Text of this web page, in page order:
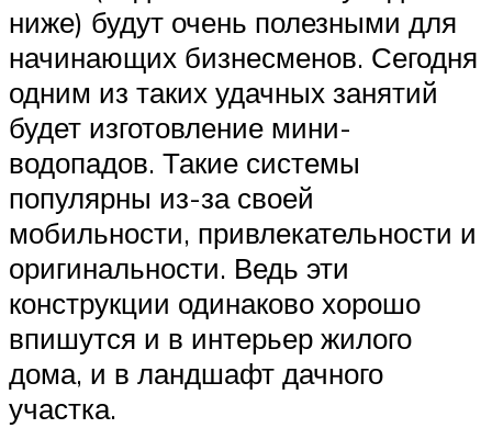
ниже) будут очень полезными для
начинающих бизнесменов. Сегодня
одним из таких удачных занятий
будет изготовление мини-
водопадов. Такие системы
популярны из-за своей
мобильности, привлекательности и
оригинальности. Ведь эти
конструкции одинаково хорошо
впишутся и в интерьер жилого
дома, и в ландшафт дачного
участка.